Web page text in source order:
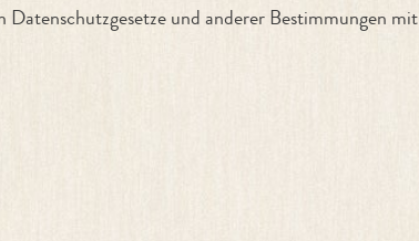
und anderer Bestimmungen mit